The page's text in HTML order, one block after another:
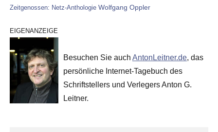
Zeitgenossen: Netz-Anthologie Wolfgang Oppler
EIGENANZEIGE
Besuchen Sie auch AntonLeitner.de, das
persönliche Internet-Tagebuch des
Schriftstellers und Verlegers Anton G.
Leitner.